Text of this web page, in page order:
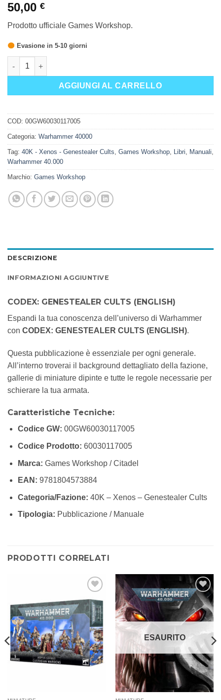
50,00 €
Prodotto ufficiale Games Workshop.
Evasione in 5-10 giorni
CODEX: GENESTEALER CULTS (ENGLISH) quantità
AGGIUNGI AL CARRELLO
COD: 00GW60030117005
Categoria: Warhammer 40000
Tag: 40K - Xenos - Genestealer Cults Games Workshop Libri Manuali
Warhammer 40.000
Marchio: Games Workshop
DESCRIZIONE
INFORMAZIONI AGGIUNTIVE
CODEX: GENESTEALER CULTS (ENGLISH)
Espandi la tua conoscenza dell’universo di Warhammer
con CODEX: GENESTEALER CULTS (ENGLISH).
Questa pubblicazione è essenziale per ogni generale.
All’interno troverai il background dettagliato della fazione,
gallerie di miniature dipinte e tutte le regole necessarie per
schierare la tua armata.
Caratteristiche Tecniche:
Codice GW: 00GW60030117005
Codice Prodotto: 60030117005
Marca: Games Workshop / Citadel
EAN: 9781804573884
Categoria/Fazione: 40K – Xenos – Genestealer Cults
Tipologia: Pubblicazione / Manuale
PRODOTTI CORRELATI
Aggiungi
alla lista
dei
desideri
Aggiungi
alla lista
dei
desideri
ESAURITO